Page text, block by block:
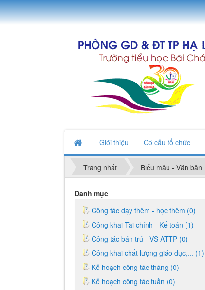
Giới thiệu Cơ cấu tổ chức
Trang nhất Biểu mẫu - Văn bản
Danh mục
Công tác dạy thêm - học thêm (0)
Công khai Tài chính - Kế toán (1)
Công tác bán trú - VS ATTP (0)
Công khai chất lượng giáo dục,... (1)
Kế hoạch công tác tháng (0)
Kế hoạch công tác tuần (0)